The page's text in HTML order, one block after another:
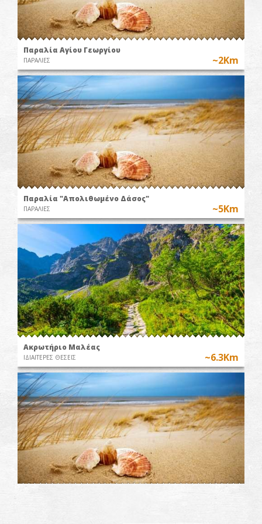
Παραλία Αγίου Γεωργίου
ΠΑΡΑΛΙΕΣ ~2Km
Παραλία "Απολιθωμένο Δάσος"
ΠΑΡΑΛΙΕΣ ~5Km
Ακρωτήριο Μαλέας
ΙΔΙΑΙΤΕΡΕΣ ΘΕΣΕΙΣ ~6.3Km